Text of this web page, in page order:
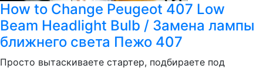
How to Change Peugeot 407 Low
Beam Headlight Bulb / Замена лампы
ближнего света Пежо 407
Просто вытаскиваете стартер, подбираете под